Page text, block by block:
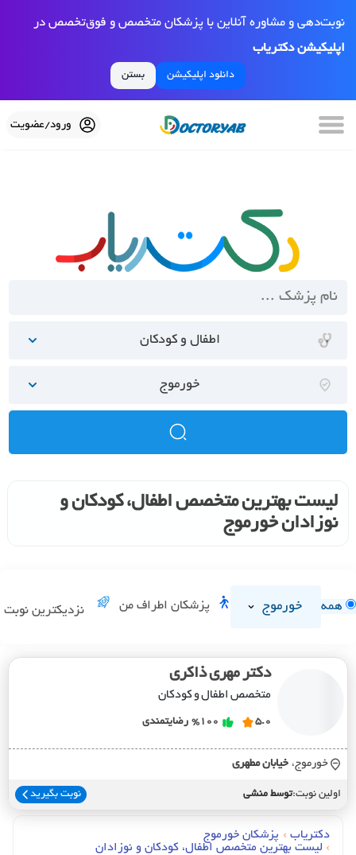
نوبت‌دهی و مشاوره آنلاین با پزشکان متخصص و فوق‌تخصص در
اپلیکیشن دکتریاب
دانلود اپلیکیشن بستن
ورود/عضویت
اطفال و کودکان
خورموج
لیست بهترین متخصص اطفال، کودکان و
نوزادان خورموج
همه خورموج پزشکان اطراف من نزدیکترین نوبت
دکتر مهری ذاکری
متخصص اطفال و کودکان
5.0
%100 رضایتمندی
خورموج، خيابان مطهري
اولین نوبت:توسط منشی نوبت بگیرید
دکتریاب › پزشکان خورموج
› لیست بهترین متخصص اطفال، کودکان و نوزادان